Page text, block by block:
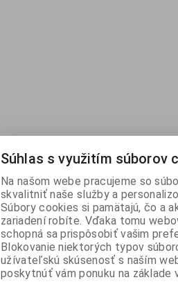
Súhlas s využitím súborov
Na našom webe pracujeme so
skvalitniť naše služby a
Súbory cookies si pamätajú, čo a
zariadení robíte. Vďaka tomu
schopná sa prispôsobiť vašim
Blokovanie niektorých typov
užívateľskú skúsenosť s naším
poskytnúť vám ponuku na základe